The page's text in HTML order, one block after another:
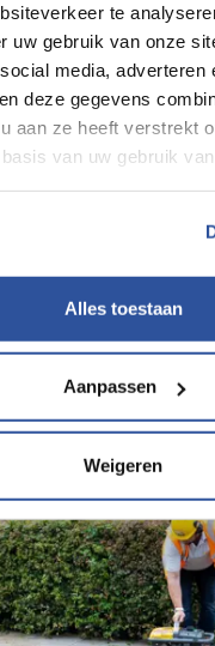
te
uw gebruik van onze
media, adverteren
deze gegevens
aan ze heeft verstrekt
van uw gebruik
Alles toestaan
Aanpassen
Weigeren
mogen volgens de
handmatig
kan uitvoeren en
gebeurt, dan
het project zeker
voor jou?